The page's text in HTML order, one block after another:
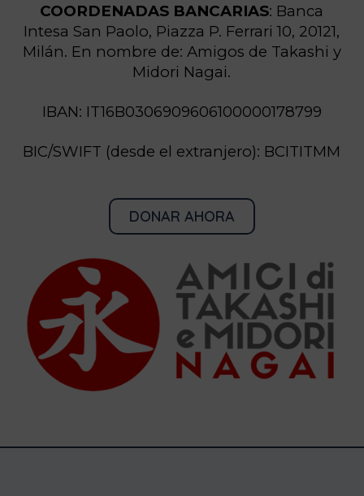
COORDENADAS BANCARIAS: Banca
Intesa San Paolo, Piazza P. Ferrari 10, 20121,
Milán. En nombre de: Amigos de Takashi y
Midori Nagai.
IBAN: IT16B0306909606100000178799
BIC/SWIFT (desde el extranjero): BCITITMM
DONAR AHORA